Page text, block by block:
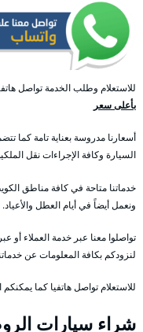
للاستعلام وطلب الخدمة تواصل
بأعلى سعر
أسعارنا مدروسة بعناية تامة كما
السيارة وكافة الإجراءات نقل
خدماتنا متاحة في كافة مناطق
ونعمل أيضاً في أيام العطل والأعياد.
تواصلوا معنا عبر خدمة العملاء أو
لنزودكم بكافة المعلومات عن
للاستعلام تواصل هاتفيا كما
شراء سيارات